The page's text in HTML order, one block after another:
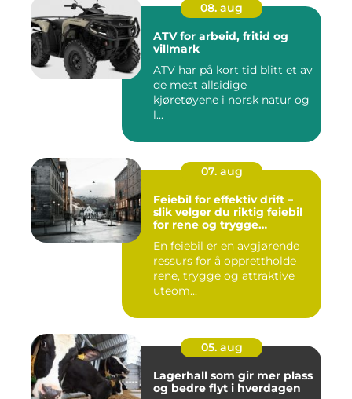
08. aug
ATV for arbeid, fritid og
villmark
ATV har på kort tid blitt et av
de mest allsidige
kjøretøyene i norsk natur og
l...
07. aug
Feiebil for effektiv drift –
slik velger du riktig feiebil
for rene og trygge
En feiebil er en avgjørende
ressurs for å opprettholde
rene, trygge og attraktive
uteom...
05. aug
Lagerhall som gir mer plass
og bedre flyt i hverdagen